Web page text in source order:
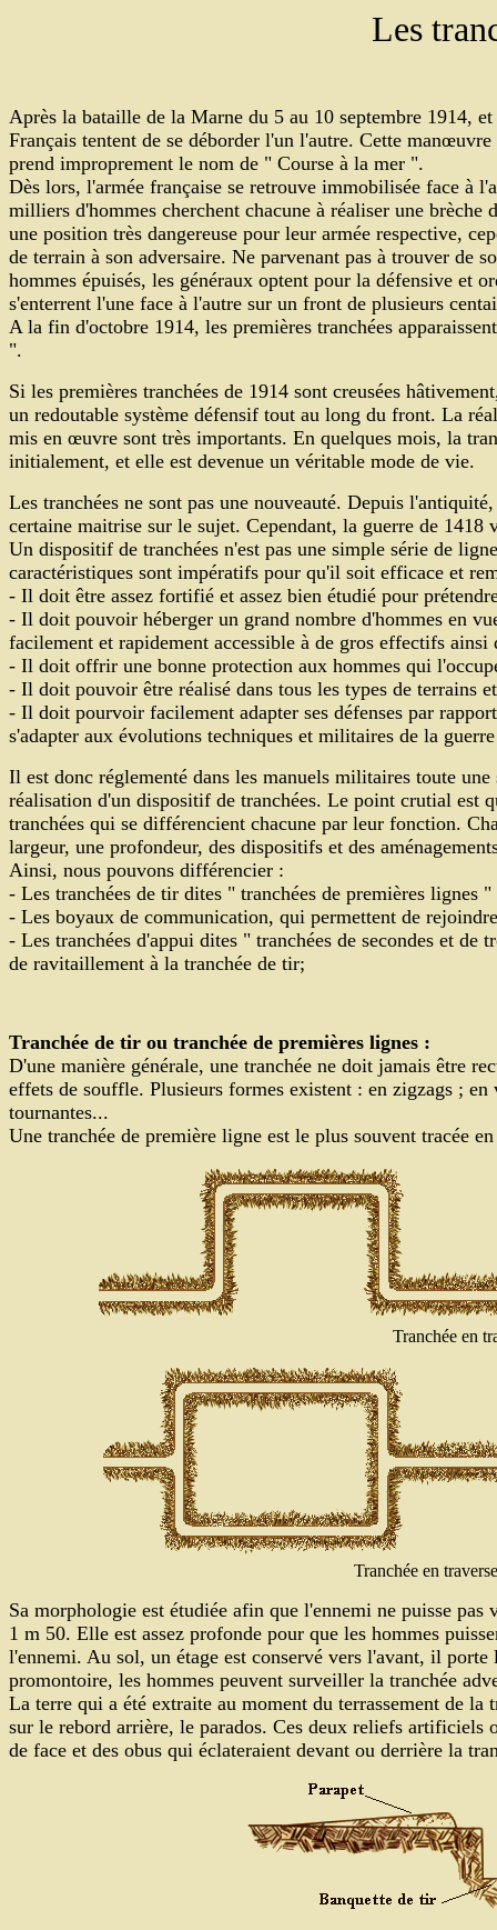
Les
Après la bataille de la Marne du 5 au 10 septembre 1914,
Français tentent de se déborder l'un l'autre. Cette
prend improprement le nom de " Course à la mer ".
Dès lors, l'armée française se retrouve immobilisée face à
milliers d'hommes cherchent chacune à réaliser une brèche
une position très dangereuse pour leur armée respective,
de terrain à son adversaire. Ne parvenant pas à trouver de
hommes épuisés, les généraux optent pour la défensive et
s'enterrent l'une face à l'autre sur un front de plusieurs
A la fin d'octobre 1914, les premières tranchées
".
Si les premières tranchées de 1914 sont creusées
un redoutable système défensif tout au long du front. La
mis en œuvre sont très importants. En quelques mois, la
initialement, et elle est devenue un véritable mode de vie.
Les tranchées ne sont pas une nouveauté. Depuis
certaine maitrise sur le sujet. Cependant, la guerre de 1418
Un dispositif de tranchées n'est pas une simple série de
caractéristiques sont impératifs pour qu'il soit efficace et
- Il doit être assez fortifié et assez bien étudié pour
- Il doit pouvoir héberger un grand nombre d'hommes en
facilement et rapidement accessible à de gros effectifs
- Il doit offrir une bonne protection aux hommes qui
- Il doit pouvoir être réalisé dans tous les types de terrains
- Il doit pourvoir facilement adapter ses défenses par
s'adapter aux évolutions techniques et militaires de la
Il est donc réglementé dans les manuels militaires toute
réalisation d'un dispositif de tranchées. Le point crutial est
tranchées qui se différencient chacune par leur fonction.
largeur, une profondeur, des dispositifs et des
Ainsi, nous pouvons différencier :
- Les tranchées de tir dites " tranchées de premières lignes
- Les boyaux de communication, qui permettent de
- Les tranchées d'appui dites " tranchées de secondes et
de ravitaillement à la tranchée de tir;
Tranchée de tir ou tranchée de premières lignes :
D'une manière générale, une tranchée ne doit jamais être
effets de souffle. Plusieurs formes existent : en zigzags ;
tournantes...
Une tranchée de première ligne est le plus souvent tracée
Tranchée en
Tranchée en
Sa morphologie est étudiée afin que l'ennemi ne puisse
1 m 50. Elle est assez profonde pour que les hommes
l'ennemi. Au sol, un étage est conservé vers l'avant, il
promontoire, les hommes peuvent surveiller la tranchée
La terre qui a été extraite au moment du terrassement de
sur le rebord arrière, le parados. Ces deux reliefs
de face et des obus qui éclateraient devant ou derrière la